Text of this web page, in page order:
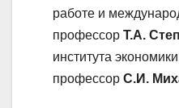
работе и
профессор Т.А.
института
профессор С.И.